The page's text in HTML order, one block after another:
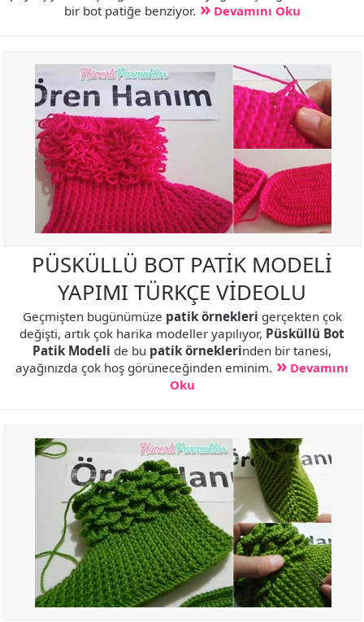
bir bot patiğe benziyor.
Devamını Oku
PÜSKÜLLÜ BOT PATİK MODELİ
YAPIMI TÜRKÇE VİDEOLU
Geçmişten bugünümüze patik örnekleri gerçekten çok
değişti, artık çok harika modeller yapılıyor, Püsküllü Bot
Patik Modeli de bu patik örneklerinden bir tanesi,
ayağınızda çok hoş görüneceğinden eminim.
Devamını
Oku